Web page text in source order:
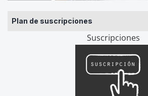
Plan de suscripciones
Suscripciones